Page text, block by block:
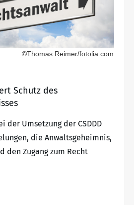
©Thomas Reimer/fotolia.com
Schutz des
der Umsetzung der CSDDD
die Anwaltsgeheimnis,
den Zugang zum Recht